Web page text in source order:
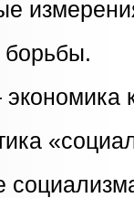
борьбы.